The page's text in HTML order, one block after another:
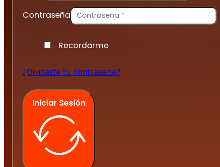
Contraseña
Recordarme
¿Olvidaste tu contraseña?
Iniciar Sesión